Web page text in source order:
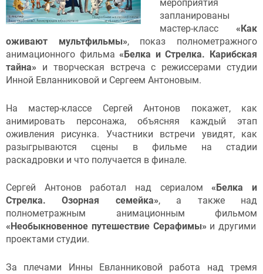
мероприятия
запланированы
мастер-класс «Как
оживают мультфильмы», показ полнометражного
анимационного фильма«Белка и Стрелка. Карибская
тайна» и творческая встреча с режиссерами студии
Инной Евланниковой и Сергеем Антоновым.
На мастер-классе Сергей Антонов покажет, как
анимировать персонажа, объясняя каждый этап
оживления рисунка. Участники встречи увидят, как
разыгрываются сцены в фильме на стадии
раскадровки и что получается в финале.
Сергей Антонов работал над сериалом«Белка и
Стрелка. Озорная семейка», а также над
полнометражным анимационным фильмом
«Необыкновенное путешествие Серафимы» и другими
проектами студии.
За плечами Инны Евланниковой работа над тремя